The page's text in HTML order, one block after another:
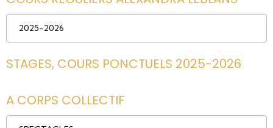
2025-2026
STAGES, COURS PONCTUELS 2025-2026
A CORPS COLLECTIF